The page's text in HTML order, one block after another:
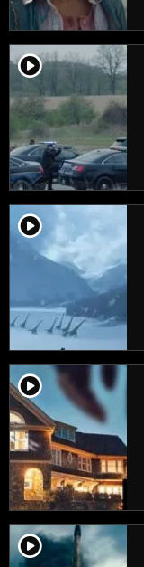
player2
player2
player2
player2